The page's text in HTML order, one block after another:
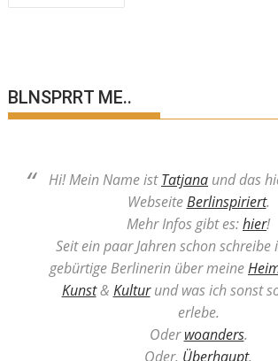
BLNSPRRT ME..
Hi! Mein Name istTatjana und das
WebseiteBerlinspiriert.
Mehr Infos gibt es:hier!
Seit ein paar Jahren schon schreibe
gebürtige Berlinerin über meine
Kunst& Kulturund was ich sonst
erlebe.
Oderwoanders.
Oder. Überhaupt.